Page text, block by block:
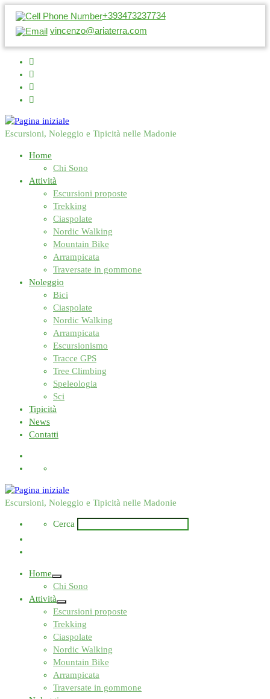
+393473237734
vincenzo@ariaterra.com
Escursioni, Noleggio e Tipicità nelle Madonie
Home
Chi Sono
Attività
Escursioni proposte
Trekking
Ciaspolate
Nordic Walking
Mountain Bike
Arrampicata
Traversate in gommone
Noleggio
Bici
Ciaspolate
Nordic Walking
Arrampicata
Escursionismo
Tracce GPS
Tree Climbing
Speleologia
Sci
Tipicità
News
Contatti
Escursioni, Noleggio e Tipicità nelle Madonie
SearchCerca
Home
Chi Sono
Attività
Escursioni proposte
Trekking
Ciaspolate
Nordic Walking
Mountain Bike
Arrampicata
Traversate in gommone